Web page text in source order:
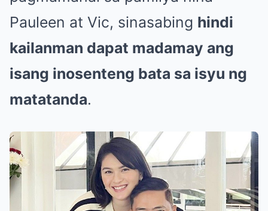
Pauleen at Vic, sinasabing hindi
kailanman dapat madamay ang
isang inosenteng bata sa isyu ng
matatanda.